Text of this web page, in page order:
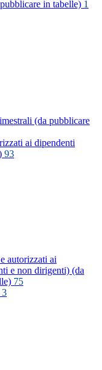
in tabelle) 1
(da pubblicare
ai dipendenti
93
autorizzati ai
e non dirigenti) (da
75
3